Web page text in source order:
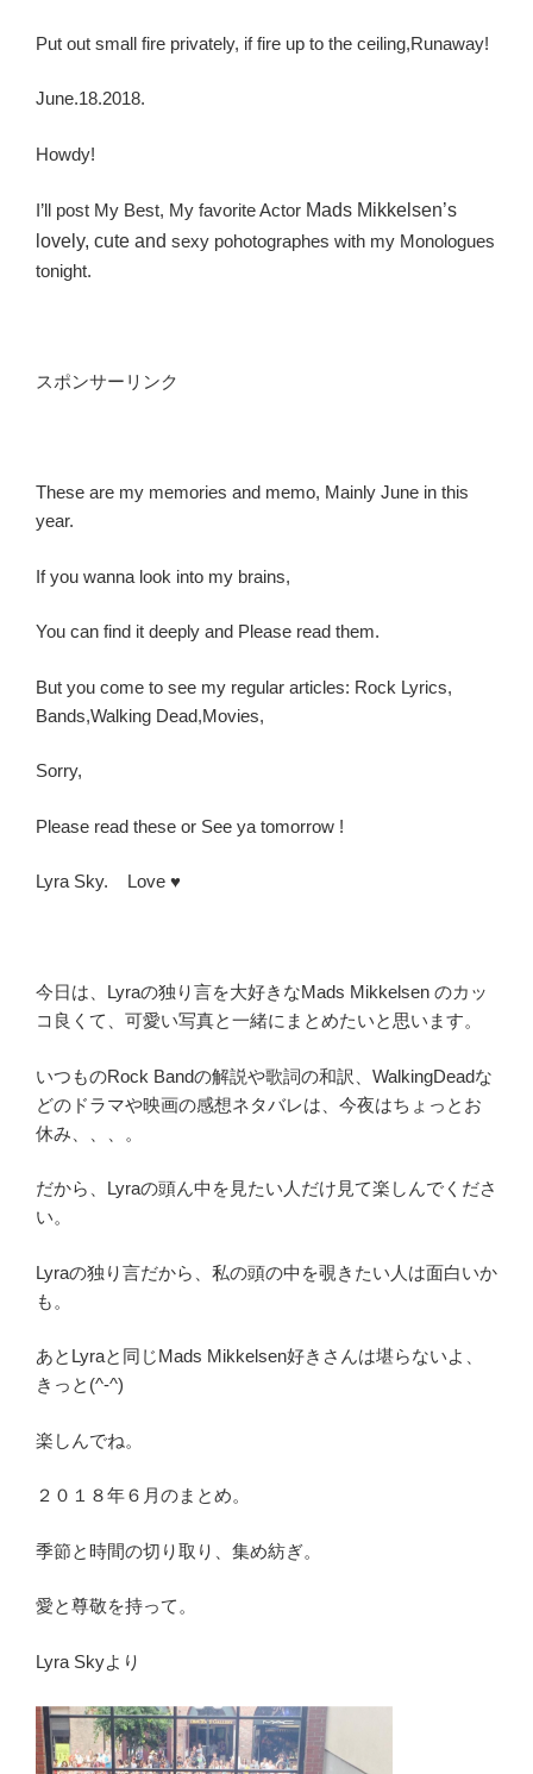
Put out small fire privately, if fire up to the ceiling,Runaway!
June.18.2018.
Howdy!
I’ll post My Best, My favorite Actor Mads Mikkelsen’s
lovely, cute and sexy pohotographes with my Monologues
tonight.
スポンサーリンク
These are my memories and memo, Mainly June in this
year.
If you wanna look into my brains,
You can find it deeply and Please read them.
But you come to see my regular articles: Rock Lyrics,
Bands,Walking Dead,Movies,
Sorry,
Please read these or See ya tomorrow !
Lyra Sky. Love ♥️
今日は、Lyraの独り言を大好きなMads Mikkelsen のカッ
コ良くて、可愛い写真と一緒にまとめたいと思います。
いつものRock Bandの解説や歌詞の和訳、WalkingDeadな
どのドラマや映画の感想ネタバレは、今夜はちょっとお
休み、、、。
だから、Lyraの頭ん中を見たい人だけ見て楽しんでくださ
い。
Lyraの独り言だから、私の頭の中を覗きたい人は面白いか
も。
あとLyraと同じMads Mikkelsen好きさんは堪らないよ、
きっと(^-^)
楽しんでね。
２０１８年６月のまとめ。
季節と時間の切り取り、集め紡ぎ。
愛と尊敬を持って。
Lyra Skyより